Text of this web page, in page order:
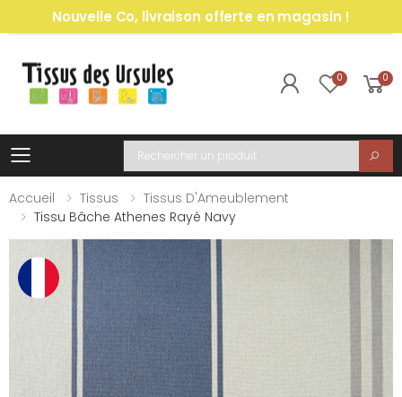
Nouvelle Co, livraison offerte en magasin !
0 0
Toggle mobile menu
Recherche
Accueil
Tissus
Tissus D'Ameublement
Tissu Bâche Athenes Rayé Navy